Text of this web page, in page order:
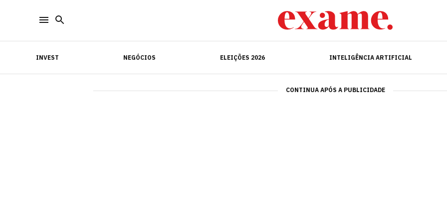
INVEST NEGÓCIOS ELEIÇÕES 2026 INTELIGÊNCIA ARTIFICIAL
INVEST INTELIGÊNCIA ARTIFICIAL
CONTINUA APÓS A PUBLICIDADE